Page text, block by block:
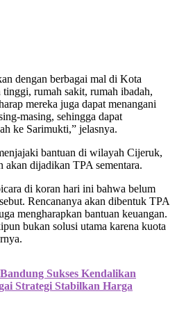
dengan berbagai mal di Kota
rumah sakit, rumah ibadah,
mereka juga dapat menangani
masing, sehingga dapat
ke Sarimukti,” jelasnya.
bantuan di wilayah Cijeruk,
akan dijadikan TPA sementara.
di koran hari ini bahwa belum
Rencananya akan dibentuk TPA
mengharapkan bantuan keuangan.
bukan solusi utama karena kuota
Sukses Kendalikan
Strategi Stabilkan Harga